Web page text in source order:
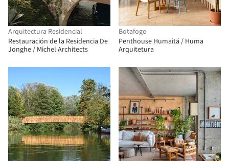
Arquitectura Residencial
Restauración de la Residencia De
Jonghe / Michel Architects
Botafogo
Penthouse Humaitá / Huma
Arquitetura